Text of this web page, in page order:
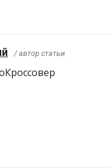
/ автор статьи